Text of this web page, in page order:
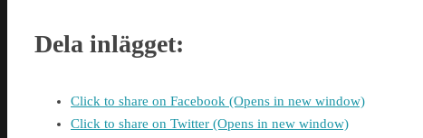
Dela inlägget:
Click to share on Facebook (Opens in new window)
Click to share on Twitter (Opens in new window)